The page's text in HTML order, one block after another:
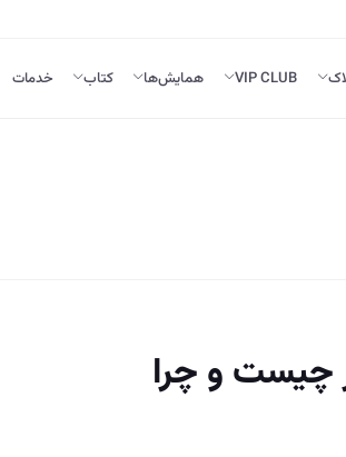
VIP CLUB همایش‌ها کتاب خدمات
چیست و چرا